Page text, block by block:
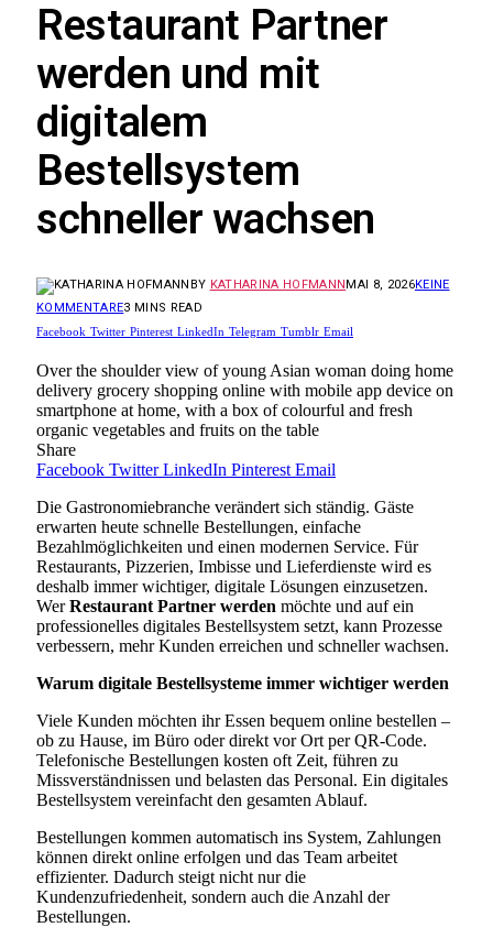
Restaurant Partner
werden und mit
digitalem
Bestellsystem
schneller wachsen
BY KATHARINA HOFMANNMAI 8, 2026KEINE
KOMMENTARE3 MINS READ
Facebook Twitter Pinterest LinkedIn Telegram Tumblr Email
Over the shoulder view of young Asian woman doing home
delivery grocery shopping online with mobile app device on
smartphone at home, with a box of colourful and fresh
organic vegetables and fruits on the table
Share
Facebook Twitter LinkedIn Pinterest Email
Die Gastronomiebranche verändert sich ständig. Gäste
erwarten heute schnelle Bestellungen, einfache
Bezahlmöglichkeiten und einen modernen Service. Für
Restaurants, Pizzerien, Imbisse und Lieferdienste wird es
deshalb immer wichtiger, digitale Lösungen einzusetzen.
WerRestaurant Partner werden möchte und auf ein
professionelles digitales Bestellsystem setzt, kann Prozesse
verbessern, mehr Kunden erreichen und schneller wachsen.
Warum digitale Bestellsysteme immer wichtiger werden
Viele Kunden möchten ihr Essen bequem online bestellen –
ob zu Hause, im Büro oder direkt vor Ort per QR-Code.
Telefonische Bestellungen kosten oft Zeit, führen zu
Missverständnissen und belasten das Personal. Ein digitales
Bestellsystem vereinfacht den gesamten Ablauf.
Bestellungen kommen automatisch ins System, Zahlungen
können direkt online erfolgen und das Team arbeitet
effizienter. Dadurch steigt nicht nur die
Kundenzufriedenheit, sondern auch die Anzahl der
Bestellungen.